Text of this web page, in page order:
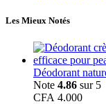
Les Mieux Notés
Déodorant
Note 4.86 sur 5
CFA 4.000